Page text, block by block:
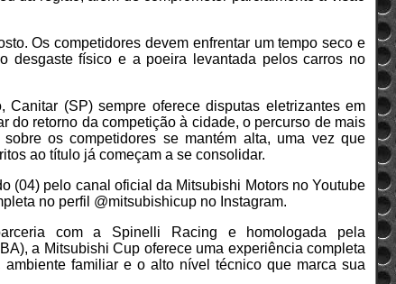
Os competidores devem enfrentar um tempo seco e
desgaste físico e a poeira levantada pelos carros no
(SP) sempre oferece disputas eletrizantes em
do retorno da competição à cidade, o percurso de mais
os competidores se mantém alta, uma vez que
ao título já começam a se consolidar.
(04) pelo canal oficial da Mitsubishi Motors no Youtube
no perfil @mitsubishicup no Instagram.
com a Spinelli Racing e homologada pela
a Mitsubishi Cup oferece uma experiência completa
familiar e o alto nível técnico que marca sua